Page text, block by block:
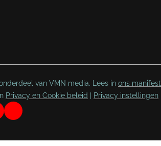
van VMN media. Lees in ons manifest
Privacy en Cookie beleid Privacy instellingen